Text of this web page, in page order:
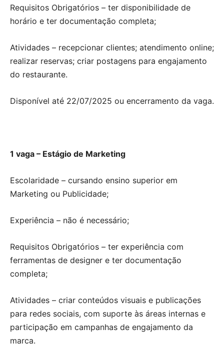
Requisitos Obrigatórios – ter disponibilidade de
horário e ter documentação completa;
Atividades – recepcionar clientes; atendimento online;
realizar reservas; criar postagens para engajamento
do restaurante.
Disponível até 22/07/2025 ou encerramento da vaga.
1 vaga – Estágio de Marketing
Escolaridade – cursando ensino superior em
Marketing ou Publicidade;
Experiência – não é necessário;
Requisitos Obrigatórios – ter experiência com
ferramentas de designer e ter documentação
completa;
Atividades – criar conteúdos visuais e publicações
para redes sociais, com suporte às áreas internas e
participação em campanhas de engajamento da
marca.